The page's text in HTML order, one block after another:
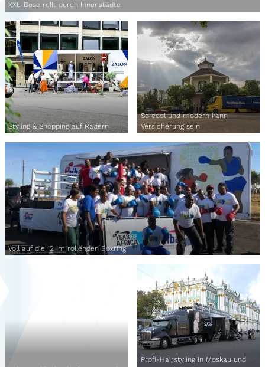
XXL-Dose rollt durch Innenstädte
Styling & Shopping auf Rädern
Voll auf die 12 im rollenden Boxring
So cool und modern kann
Versicherung sein
Profi-Hairstyling in Moskau und